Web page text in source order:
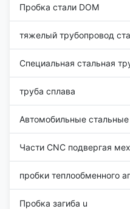
Пробка стали DOM
тяжелый трубопровод
Специальная стальная
труба сплава
Автомобильные
Части CNC подвергая
пробки теплообменного
Пробка загиба u